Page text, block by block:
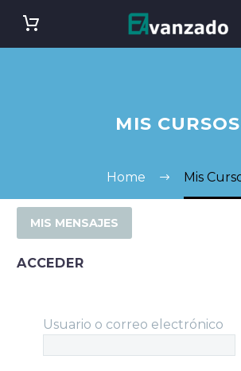
MIS CURSOS
Home Mis
MIS MENSAJES
ACCEDER
Usuario o correo electrónico